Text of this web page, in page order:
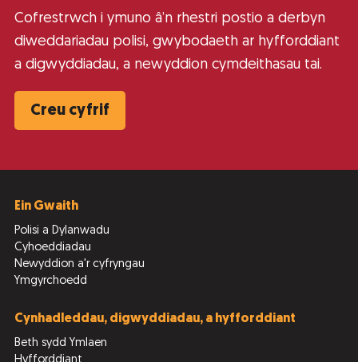
Cofrestrwch i ymuno â’n rhestri postio a derbyn
diweddariadau polisi, gwybodaeth ar hyfforddiant
a digwyddiadau, a newyddion cymdeithasau tai.
Creu cyfrif
Ein Gwaith
Polisi a Dylanwadu
Cyhoeddiadau
Newyddion a'r cyfryngau
Ymgyrchoedd
Cynhadleddau, digwyddiadau, a hyfforddiant
Beth sydd Ymlaen